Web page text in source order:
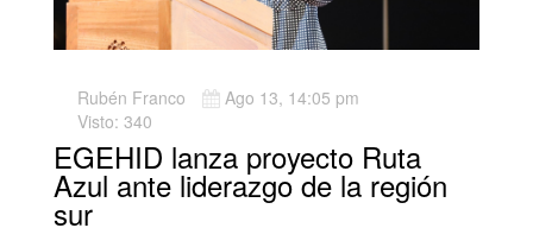
Rubén Franco
Ago 13, 14:05 pm
Visto: 340
EGEHID lanza proyecto Ruta
Azul ante liderazgo de la región
sur